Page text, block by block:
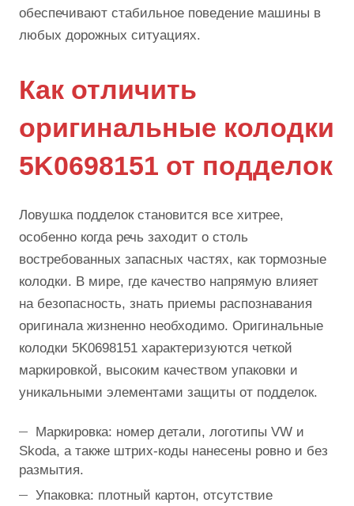
обеспечивают стабильное поведение машины в
любых дорожных ситуациях.
Как отличить
оригинальные колодки
5K0698151 от подделок
Ловушка подделок становится все хитрее,
особенно когда речь заходит о столь
востребованных запасных частях, как тормозные
колодки. В мире, где качество напрямую влияет
на безопасность, знать приемы распознавания
оригинала жизненно необходимо. Оригинальные
колодки 5K0698151 характеризуются четкой
маркировкой, высоким качеством упаковки и
уникальными элементами защиты от подделок.
Маркировка: номер детали, логотипы VW и
Skoda, а также штрих-коды нанесены ровно и без
размытия.
Упаковка: плотный картон, отсутствие